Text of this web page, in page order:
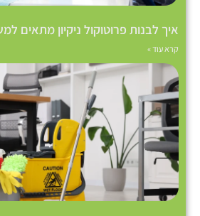
איך לבנות פרוטוקול ניקיון מתאים
קרא עוד »